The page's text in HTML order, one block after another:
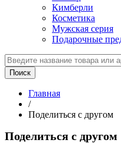
Кимберли
Косметика
Мужская серия
Подарочные
Главная
/
Поделиться с другом
Поделиться с другом